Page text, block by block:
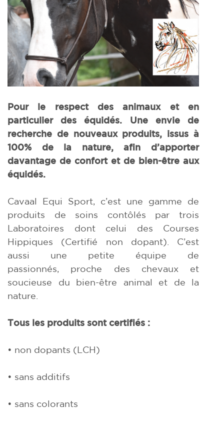
Pour le respect des animaux et en
particulier des équidés. Une envie de
recherche de nouveaux produits, issus à
100% de la nature, afin d’apporter
davantage de confort et de bien-être aux
équidés.
Cavaal Equi Sport, c’est une gamme de
produits de soins contôlés par trois
Laboratoires dont celui des Courses
Hippiques (Certifié non dopant). C’est
aussi une petite équipe de
passionnés, proche des chevaux et
soucieuse du bien-être animal et de la
nature.
Tous les produits sont certifiés :
• non dopants (LCH)
• sans additifs
• sans colorants